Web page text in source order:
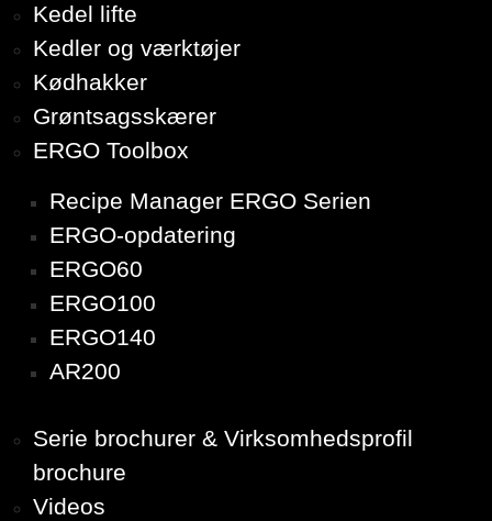
Kedel lifte
Kedler og værktøjer
Kødhakker
Grøntsagsskærer
ERGO Toolbox
Recipe Manager ERGO Serien
ERGO-opdatering
ERGO60
ERGO100
ERGO140
AR200
Serie brochurer & Virksomhedsprofil
brochure
Videos